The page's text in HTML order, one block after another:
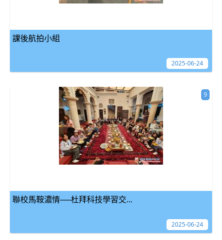
課後航拍小組
2025-06-24
聯校馬鞍濃情──杜拜科技學習交...
9
2025-06-24